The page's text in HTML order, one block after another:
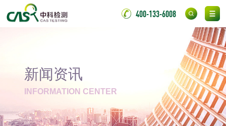
400-133-6008
新闻资讯
INFORMATION CENTER
BOPP压敏胶粘带检
金属
金属材料质量检测 金属硬度测试
金属材料检测 喷嘴检测